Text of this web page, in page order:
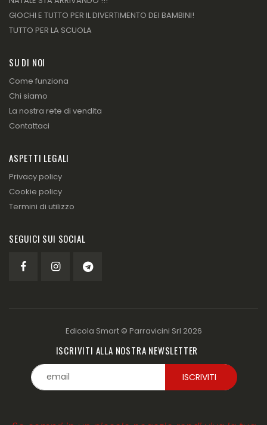
GIOCHI E TUTTO PER IL DIVERTIMENTO DEI BAMBINI!
TUTTO PER LA SCUOLA
SU DI NOI
Come funziona
Chi siamo
La nostra rete di vendita
Contattaci
ASPETTI LEGALI
Privacy policy
Cookie policy
Termini di utilizzo
SEGUICI SUI SOCIAL
Edicola Smart © Parravicini Srl 2026
ISCRIVITI ALLA NOSTRA NEWSLETTER